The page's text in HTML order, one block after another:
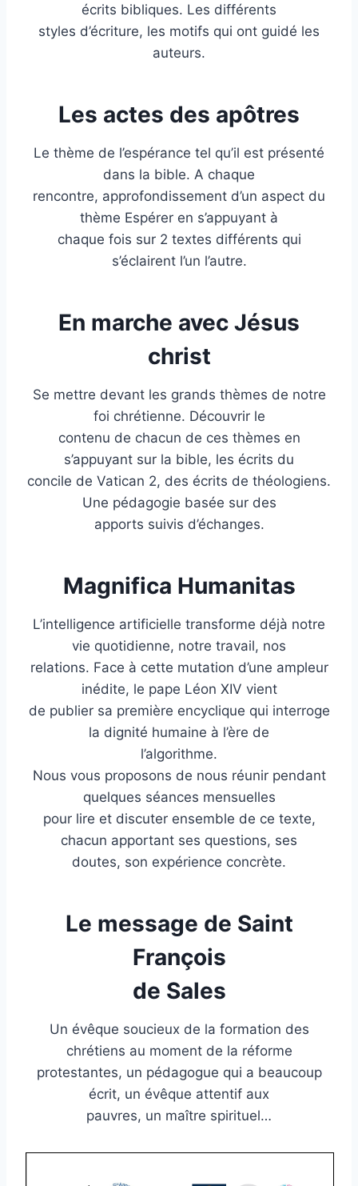
écrits bibliques. Les différents
styles d’écriture, les motifs qui ont guidé les
auteurs.
Les actes des apôtres
Le thème de l’espérance tel qu’il est présenté
dans la bible. A chaque
rencontre, approfondissement d’un aspect du
thème Espérer en s’appuyant à
chaque fois sur 2 textes différents qui
s’éclairent l’un l’autre.
En marche avec Jésus
christ
Se mettre devant les grands thèmes de notre
foi chrétienne. Découvrir le
contenu de chacun de ces thèmes en
s’appuyant sur la bible, les écrits du
concile de Vatican 2, des écrits de théologiens.
Une pédagogie basée sur des
apports suivis d’échanges.
Magnifica Humanitas
L’intelligence artificielle transforme déjà notre
vie quotidienne, notre travail, nos
relations. Face à cette mutation d’une ampleur
inédite, le pape Léon XIV vient
de publier sa première encyclique qui interroge
la dignité humaine à l’ère de
l’algorithme.
Nous vous proposons de nous réunir pendant
quelques séances mensuelles
pour lire et discuter ensemble de ce texte,
chacun apportant ses questions, ses
doutes, son expérience concrète.
Le message de Saint
François
de Sales
Un évêque soucieux de la formation des
chrétiens au moment de la réforme
protestantes, un pédagogue qui a beaucoup
écrit, un évêque attentif aux
pauvres, un maître spirituel…